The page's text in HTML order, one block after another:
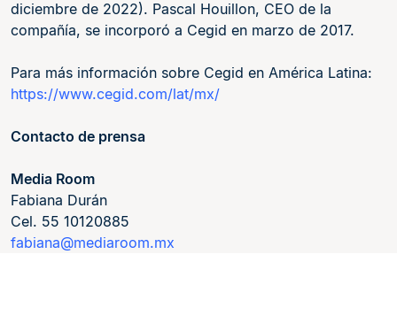
diciembre de 2022). Pascal Houillon, CEO de la
compañía, se incorporó a Cegid en marzo de 2017.
Para más información sobre Cegid en América Latina:
https://www.cegid.com/lat/mx/
Contacto de prensa
Media Room
Fabiana Durán
Cel. 55 10120885
fabiana@mediaroom.mx